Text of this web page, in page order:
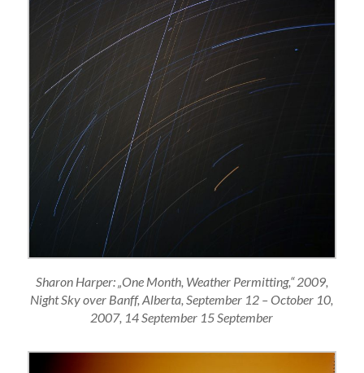
Sharon Harper: „One Month, Weather Permitting,“ 2009,
Night Sky over Banff, Alberta, September 12 – October 10,
2007, 14 September 15 September